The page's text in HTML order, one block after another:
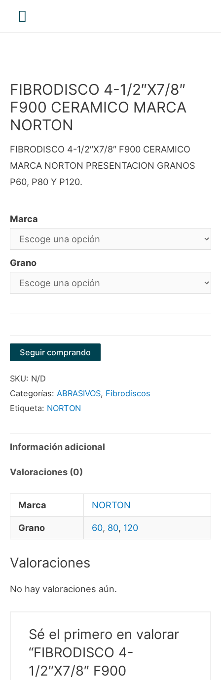
Menú
FIBRODISCO 4-1/2″X7/8″
F900 CERAMICO MARCA
NORTON
FIBRODISCO 4-1/2″X7/8″ F900 CERAMICO
MARCA NORTON PRESENTACION GRANOS
P60, P80 Y P120.
Marca
Grano
Seguir comprando
SKU: N/D
Categorías: ABRASIVOS, Fibrodiscos
Etiqueta: NORTON
Información adicional
Valoraciones (0)
Marca NORTON
Grano 60, 80, 120
Valoraciones
No hay valoraciones aún.
Sé el primero en valorar
“FIBRODISCO 4-
1/2″X7/8″ F900